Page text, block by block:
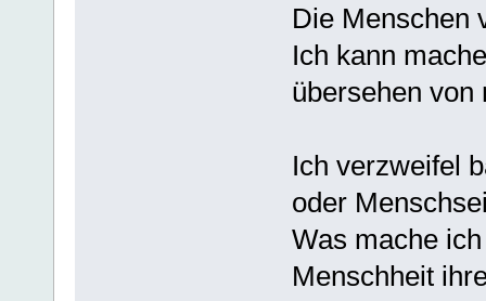
Die Menschen
Ich kann
übersehen von
Ich verzweifel
oder
Was mache
Menschheit